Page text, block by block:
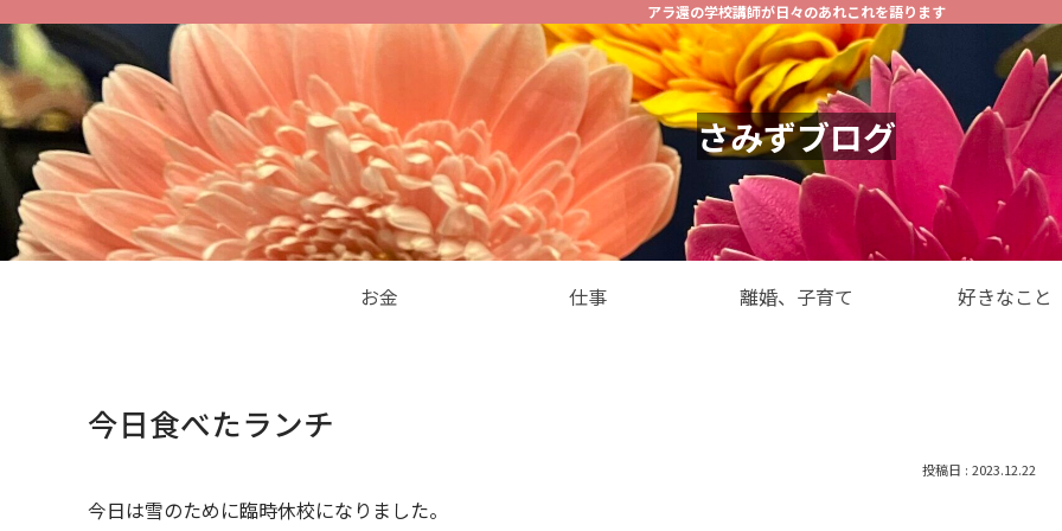
アラ還の学校講師が日々のあれこれを語ります
さみずブログ
お金 仕事 離婚、子育て 好きなこと
今日食べたランチ
2023.12.22
今日は雪のために臨時休校になりました。